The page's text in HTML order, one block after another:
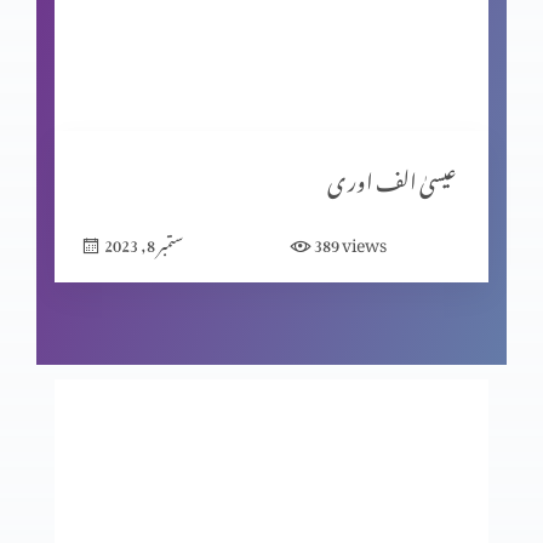
گنا ہ کی مزدوری
خدا اور ہم
عیسیٰ الف اور ی
ستمبر 8, 2023 389views